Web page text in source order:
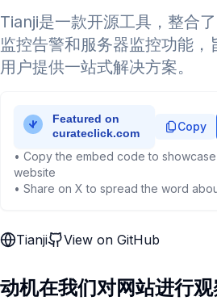
Tianji是一款开源工具，整合
监控告警和服务器监控功能，
用户提供一站式解决方案。
Copy
• Copy the embed code to
website
• Share on X to spread the word
Tianji View on GitHub
动机在我们对网站进行